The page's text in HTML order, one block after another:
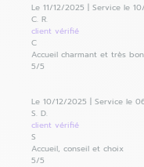
Le 11/12/2025 | Service le
C. R.
client vérifié
C
Accueil charmant et très
5/5
Le 10/12/2025 | Service le
S. D.
client vérifié
S
Accueil, conseil et choix
5/5